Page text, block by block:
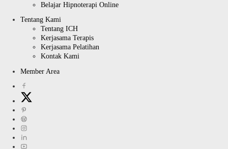
Belajar Hipnoterapi Online
Tentang Kami
Tentang ICH
Kerjasama Terapis
Kerjasama Pelatihan
Kontak Kami
Member Area